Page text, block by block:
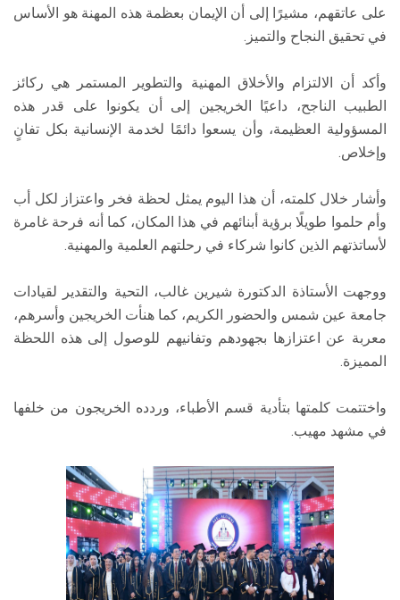
على عاتقهم، مشيرًا إلى أن الإيمان بعظمة هذه المهنة هو الأساس
في تحقيق النجاح والتميز.
وأكد أن الالتزام والأخلاق المهنية والتطوير المستمر هي ركائز
الطبيب الناجح، داعيًا الخريجين إلى أن يكونوا على قدر هذه
المسؤولية العظيمة، وأن يسعوا دائمًا لخدمة الإنسانية بكل تفانٍ
وإخلاص.
وأشار خلال كلمته، أن هذا اليوم يمثل لحظة فخر واعتزاز لكل أب
وأم حلموا طويلًا برؤية أبنائهم في هذا المكان، كما أنه فرحة غامرة
لأساتذتهم الذين كانوا شركاء في رحلتهم العلمية والمهنية.
ووجهت الأستاذة الدكتورة شيرين غالب، التحية والتقدير لقيادات
جامعة عين شمس والحضور الكريم، كما هنأت الخريجين وأسرهم،
معربة عن اعتزازها بجهودهم وتفانيهم للوصول إلى هذه اللحظة
المميزة.
واختتمت كلمتها بتأدية قسم الأطباء، وردده الخريجون من خلفها
في مشهد مهيب.